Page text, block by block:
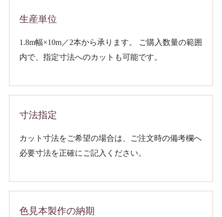
生産単位
1.8m幅×10m／2本から承ります。 ご購入数量の範囲
内で、指定寸法へのカットも可能です。
寸法指定
カット寸法をご希望の場合は、ご注文時の備考欄へ
必要寸法を正確にご記入ください。
色見本製作の納期